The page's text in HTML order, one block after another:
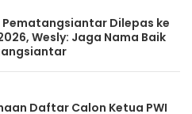
Pematangsiantar Dilepas ke
Wesly: Jaga Nama Baik
Daftar Calon Ketua PWI